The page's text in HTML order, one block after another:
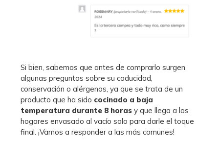
Si bien, sabemos que antes de comprarlo surgen
algunas preguntas sobre su caducidad,
conservación o alérgenos, ya que se trata de un
producto que ha sido cocinado a baja
temperatura durante 8 horas y que llega a los
hogares envasado al vacío solo para darle el toque
final. ¡Vamos a responder a las más comunes!